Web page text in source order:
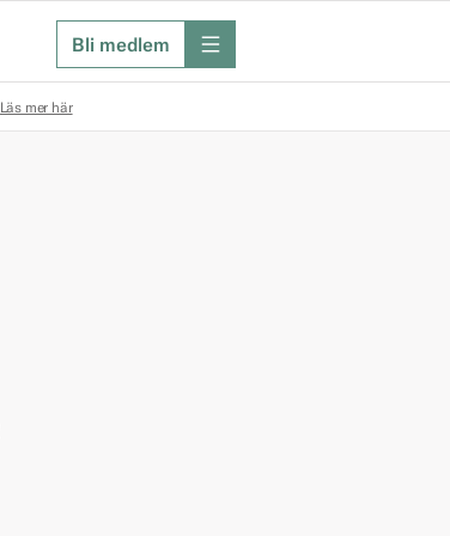
Bli medlem meny
Läs mer här